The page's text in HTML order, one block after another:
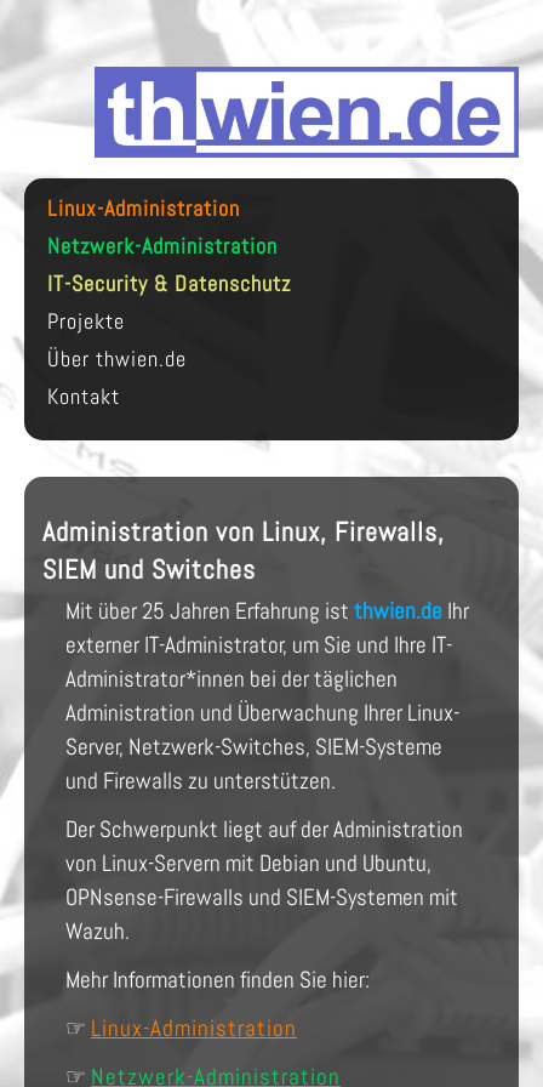
Linux-Administration
Netzwerk-Administration
IT-Security & Datenschutz
Projekte
Über thwien.de
Kontakt
Administration von Linux, Firewalls,
SIEM und Switches
Mit über 25 Jahren Erfahrung ist thwien.deIhr
externer IT-Administrator, um Sie und Ihre IT-
Administrator*innen bei der täglichen
Administration und Überwachung Ihrer Linux-
Server, Netzwerk-Switches, SIEM-Systeme
und Firewalls zu unterstützen.
Der Schwerpunkt liegt auf der Administration
von Linux-Servern mit Debian und Ubuntu,
OPNsense-Firewalls und SIEM-Systemen mit
Wazuh.
Mehr Informationen finden Sie hier:
☞ Linux-Administration
☞ Netzwerk-Administration